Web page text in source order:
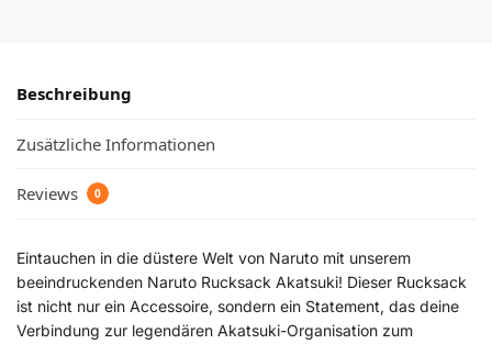
Beschreibung
Zusätzliche Informationen
Reviews 0
Eintauchen in die düstere Welt von Naruto mit unserem
beeindruckenden Naruto Rucksack Akatsuki! Dieser Rucksack
ist nicht nur ein Accessoire, sondern ein Statement, das deine
Verbindung zur legendären Akatsuki-Organisation zum